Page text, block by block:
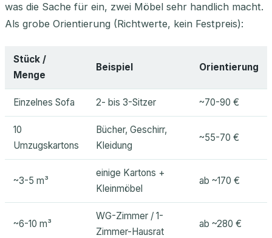
was die Sache für ein, zwei Möbel sehr handlich macht.
Als grobe Orientierung (Richtwerte, kein Festpreis):
Stück /
Menge
Beispiel Orientierung
Einzelnes Sofa 2- bis 3-Sitzer ~70-90 €
10
Umzugskartons
Bücher, Geschirr,
Kleidung
~55-70 €
~3-5 m³
einige Kartons +
Kleinmöbel
ab ~170 €
~6-10 m³
WG-Zimmer / 1-
Zimmer-Hausrat
ab ~280 €